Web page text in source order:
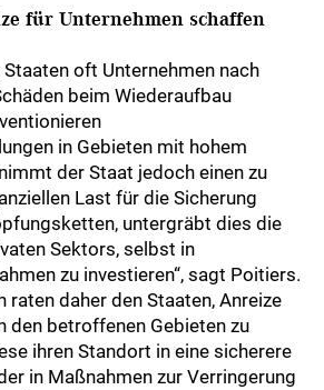
für Unternehmen schaffen
oft Unternehmen nach
beim Wiederaufbau
in Gebieten mit hohem
der Staat jedoch einen zu
Last für die Sicherung
untergräbt dies die
Sektors, selbst in
zu investieren“, sagt Poitiers.
raten daher den Staaten, Anreize
den betroffenen Gebieten zu
ihren Standort in eine sicherere
in Maßnahmen zur Verringerung